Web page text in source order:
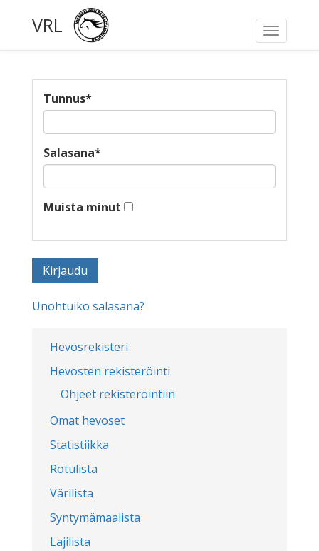
Toggle
VRL
Hevosrekisteri
Hevosten rekisteröinti
Ohjeet rekisteröintiin
Omat hevoset
Statistiikka
Rotulista
Värilista
Syntymämaalista
Lajilista
Tunnus*
Salasana*
Muista minut
Unohtuiko salasana?